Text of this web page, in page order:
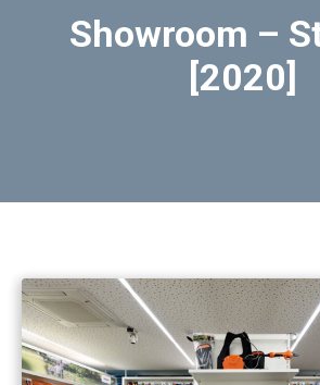
Showroom –
[2020]